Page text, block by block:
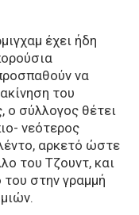
έχει ήδη
να
του
ο σύλλογος θέτει
νεότερος
αρκετό ώστε
του Τζουντ, και
στην γραμμή